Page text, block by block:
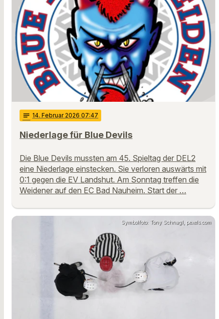
notes 14. Februar 2026 07:47
Niederlage für Blue Devils
Die Blue Devils mussten am 45. Spieltag der DEL2
eine Niederlage einstecken. Sie verloren auswärts mit
0:1 gegen die EV Landshut. Am Sonntag treffen die
Weidener auf den EC Bad Nauheim. Start der …
Symbolfoto: Tony Schnagl, pexels.com